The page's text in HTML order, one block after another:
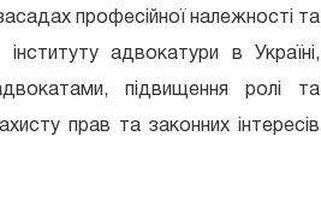
професійної належності та
адвокатури в Україні,
підвищення ролі та
прав та законних інтересів
0